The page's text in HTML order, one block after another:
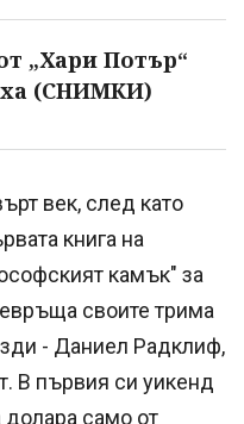
„Хари Потър“
(СНИМКИ)
век, след като
книга на
камък" за
своите трима
- Даниел Радклиф,
В първия си уикенд
само от